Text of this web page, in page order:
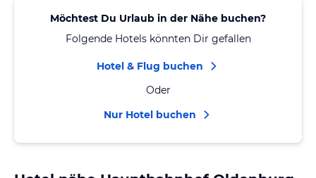
Möchtest Du Urlaub in der Nähe buchen?
Folgende Hotels könnten Dir gefallen
Hotel & Flug buchen
Oder
Nur Hotel buchen